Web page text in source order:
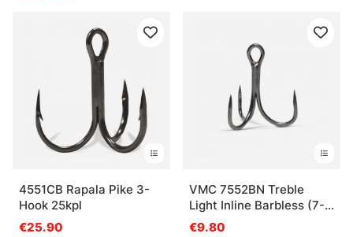
4551CB Rapala Pike 3-
Hook 25kpl
€25.90
VMC 7552BN Treble
Light Inline Barbless (7-
8kpl)
€9.80